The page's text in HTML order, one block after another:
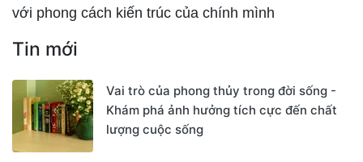
với phong cách kiến trúc của chính mình
Tin mới
Vai trò của phong thủy trong đời sống -
Khám phá ảnh hưởng tích cực đến chất
lượng cuộc sống